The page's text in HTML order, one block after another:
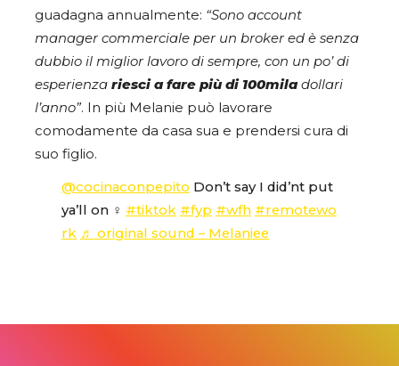
guadagna annualmente: “Sono account
manager commerciale per un broker ed è senza
dubbio il miglior lavoro di sempre, con un po’ di
esperienza riesci a fare più di 100miladollari
l’anno”. In più Melanie può lavorare
comodamente da casa sua e prendersi cura di
suo figlio.
@cocinaconpepito Don’t say I did’nt put
ya’ll on ‍♀️ #tiktok #fyp #wfh #remotewo
rk ♬ original sound – Melaniee